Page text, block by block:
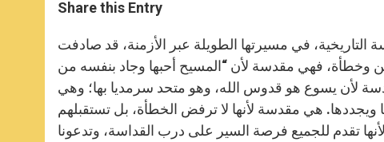
s
p
p
e
g
e
r
b
o
k
r
Share this Entry
في مسيرتها الطويلة عبر الأزمنة، قد صادفت
وخطأة، فهي مقدسة لأن “المسيح أحبها وجاد بنفسه من
لأن يسوع هو قدوس الله، وهو متحد سرمديا بها؛ وهي
ويجددها. هي مقدسة لأنها لا ترفض الخطأة، بل تستقبلهم
تقدم للجميع فرصة السير على درب القداسة، وتدعونا